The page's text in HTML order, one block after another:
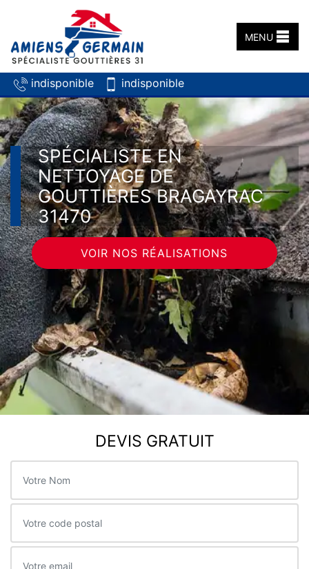
indisponible indisponible
MENU
SPÉCIALISTE EN
NETTOYAGE DE
GOUTTIÈRES BRAGAYRAC
31470
VOIR NOS RÉALISATIONS
DEVIS GRATUIT